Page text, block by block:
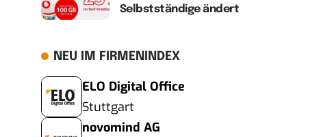
Selbstständige ändert
NEU IM FIRMENINDEX
ELO Digital Office
Stuttgart
novomind AG